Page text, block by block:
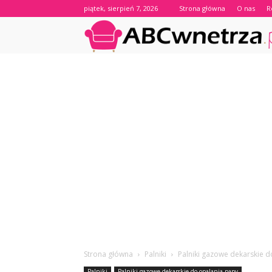
piątek, sierpień 7, 2026 Strona główna O nas
Strona główna Palniki Palniki gazowe dekarskie